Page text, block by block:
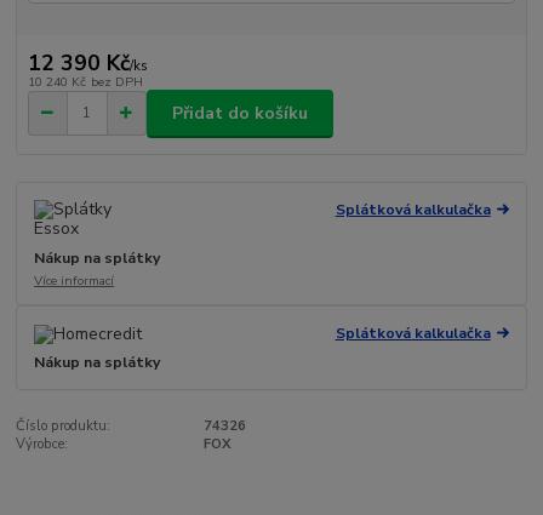
12 390 Kč/ks
10 240 Kč bez DPH
Přidat do košíku
Splátková kalkulačka
Nákup na splátky
Více informací
Splátková kalkulačka
Nákup na splátky
Číslo produktu:
74326
Výrobce:
FOX